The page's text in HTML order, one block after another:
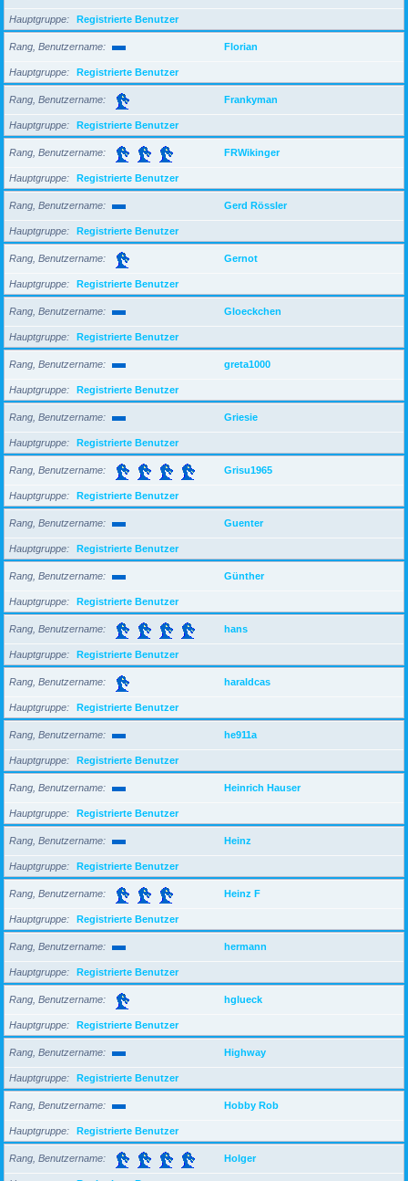
Hauptgruppe Registrierte Benutzer
Rang, Benutzername Florian
Hauptgruppe Registrierte Benutzer
Rang, Benutzername Frankyman
Hauptgruppe Registrierte Benutzer
Rang, Benutzername FRWikinger
Hauptgruppe Registrierte Benutzer
Rang, Benutzername Gerd Rössler
Hauptgruppe Registrierte Benutzer
Rang, Benutzername Gernot
Hauptgruppe Registrierte Benutzer
Rang, Benutzername Gloeckchen
Hauptgruppe Registrierte Benutzer
Rang, Benutzername greta1000
Hauptgruppe Registrierte Benutzer
Rang, Benutzername Griesie
Hauptgruppe Registrierte Benutzer
Rang, Benutzername Grisu1965
Hauptgruppe Registrierte Benutzer
Rang, Benutzername Guenter
Hauptgruppe Registrierte Benutzer
Rang, Benutzername Günther
Hauptgruppe Registrierte Benutzer
Rang, Benutzername hans
Hauptgruppe Registrierte Benutzer
Rang, Benutzername haraldcas
Hauptgruppe Registrierte Benutzer
Rang, Benutzername he911a
Hauptgruppe Registrierte Benutzer
Rang, Benutzername Heinrich Hauser
Hauptgruppe Registrierte Benutzer
Rang, Benutzername Heinz
Hauptgruppe Registrierte Benutzer
Rang, Benutzername Heinz F
Hauptgruppe Registrierte Benutzer
Rang, Benutzername hermann
Hauptgruppe Registrierte Benutzer
Rang, Benutzername hglueck
Hauptgruppe Registrierte Benutzer
Rang, Benutzername Highway
Hauptgruppe Registrierte Benutzer
Rang, Benutzername Hobby Rob
Hauptgruppe Registrierte Benutzer
Rang, Benutzername Holger